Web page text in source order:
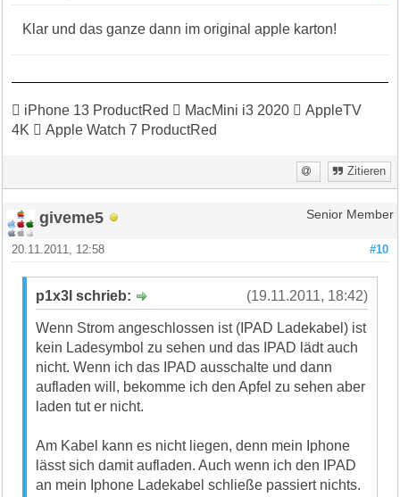
Klar und das ganze dann im original apple karton!
 iPhone 13 ProductRed  MacMini i3 2020  AppleTV
4K  Apple Watch 7 ProductRed
Zitieren
giveme5 Senior Member
#10
20.11.2011, 12:58
(19.11.2011, 18:42)
p1x3l schrieb:
Wenn Strom angeschlossen ist (IPAD Ladekabel) ist
kein Ladesymbol zu sehen und das IPAD lädt auch
nicht. Wenn ich das IPAD ausschalte und dann
aufladen will, bekomme ich den Apfel zu sehen aber
laden tut er nicht.
Am Kabel kann es nicht liegen, denn mein Iphone
lässt sich damit aufladen. Auch wenn ich den IPAD
an mein Iphone Ladekabel schließe passiert nichts.